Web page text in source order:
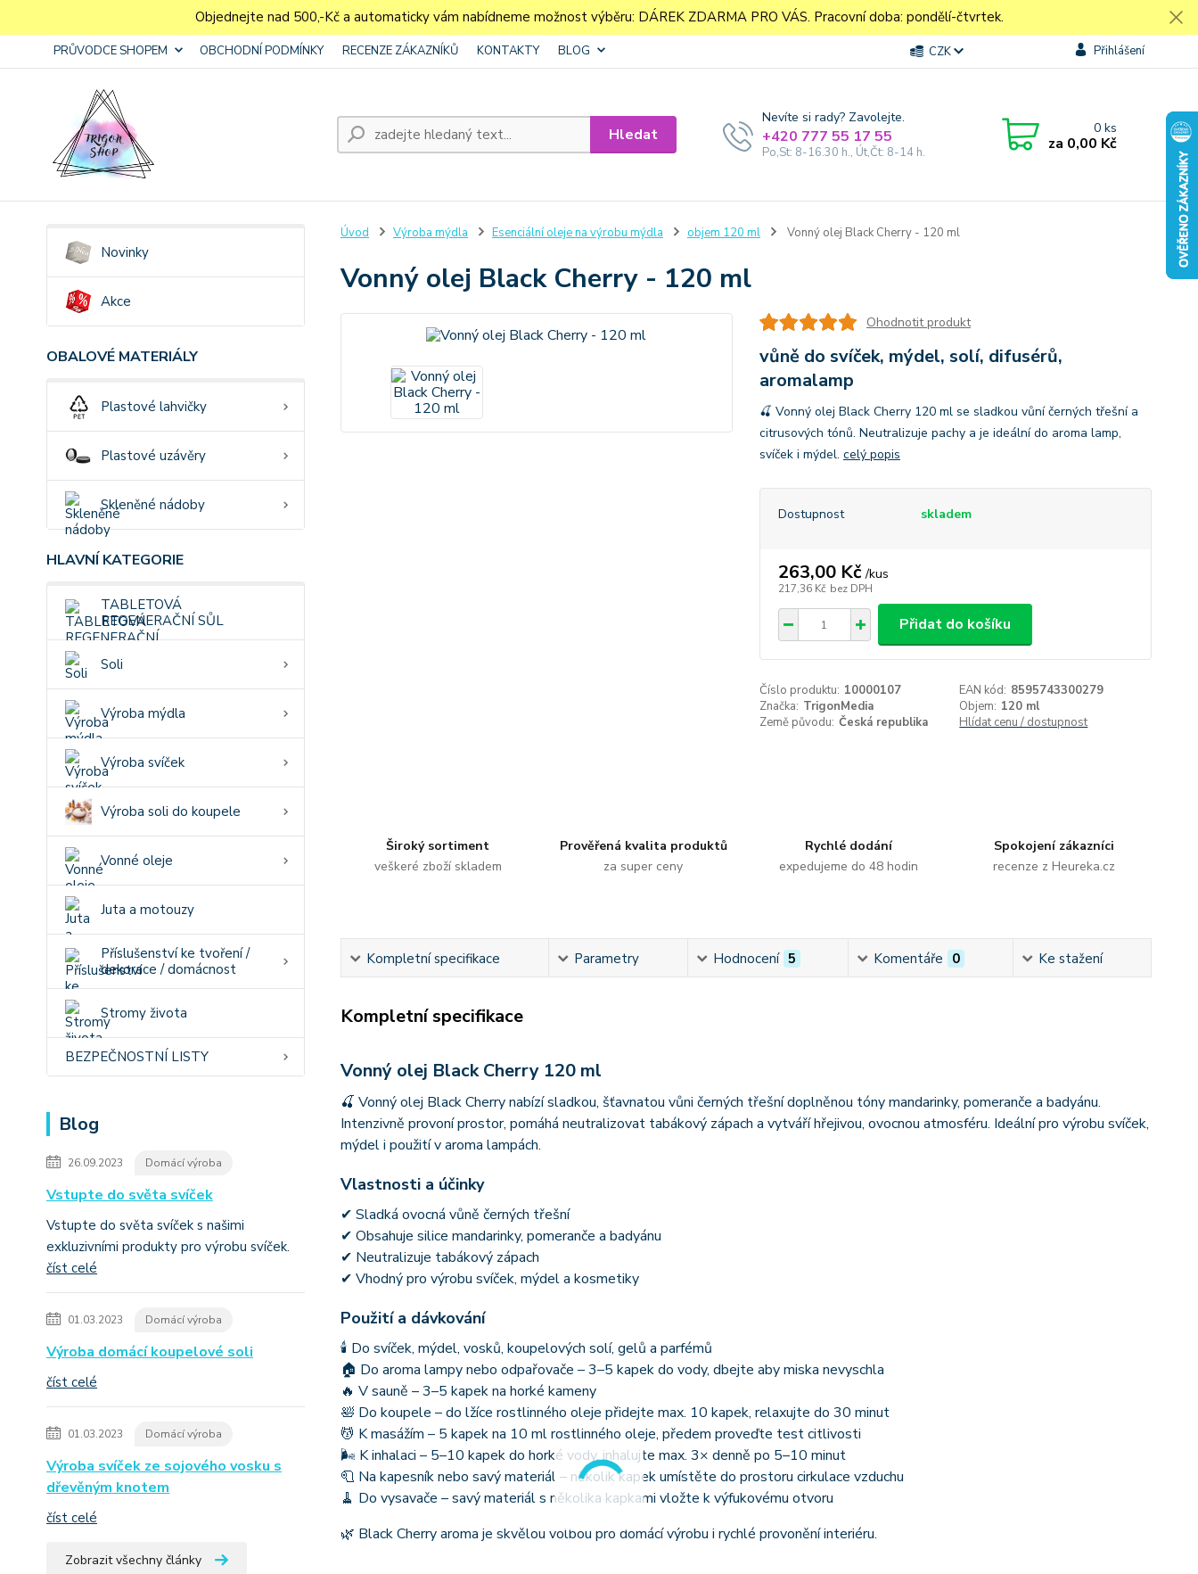
Objednejte nad 500,-Kč a automaticky vám nabídneme možnost výběru: DÁREK ZDARMA PRO VÁS. Pracovní doba: pondělí-čtvrtek.
PRŮVODCE SHOPEM OBCHODNÍ PODMÍNKY RECENZE ZÁKAZNÍKŮ KONTAKTY BLOG CZK Přihlášení
Hledat
Nevíte si rady? Zavolejte.
+420 777 55 17 55
Po,St: 8-16.30 h., Út,Čt: 8-14 h.
0ks
za 0,00 Kč
Novinky
Akce
OBALOVÉ MATERIÁLY
Plastové lahvičky
Plastové uzávěry
Skleněné nádoby
HLAVNÍ KATEGORIE
TABLETOVÁ
REGENERAČNÍ SŮL
Soli
Výroba mýdla
Výroba svíček
Výroba soli do koupele
Vonné oleje
Juta a motouzy
Příslušenství ke tvoření /
dekorace / domácnost
Stromy života
BEZPEČNOSTNÍ LISTY
Blog
26.09.2023 Domácí výroba
Vstupte do světa svíček
Vstupte do světa svíček s našimi
exkluzivními produkty pro výrobu svíček.
číst celé
01.03.2023 Domácí výroba
Výroba domácí koupelové soli
číst celé
01.03.2023 Domácí výroba
Výroba svíček ze sojového vosku s
dřevěným knotem
číst celé
Zobrazit všechny články
Úvod Výroba mýdla Esenciální oleje na výrobu mýdla objem 120 ml Vonný olej Black Cherry - 120 ml
Vonný olej Black Cherry - 120 ml
Ohodnotit produkt
vůně do svíček, mýdel, solí, difusérů,
aromalamp
🍒 Vonný olej Black Cherry 120 ml se sladkou vůní černých třešní a
citrusových tónů. Neutralizuje pachy a je ideální do aroma lamp,
svíček i mýdel. celý popis
Dostupnost skladem
263,00 Kč /kus
217,36 Kč bez DPH
Přidat do košíku
Číslo produktu: 10000107 EAN kód: 8595743300279
Značka: TrigonMedia Objem: 120 ml
Země původu: Česká republika Hlídat cenu / dostupnost
Široký sortiment
veškeré zboží skladem
Prověřená kvalita produktů
za super ceny
Rychlé dodání
expedujeme do 48 hodin
Spokojení zákazníci
recenze z Heureka.cz
Kompletní specifikace Parametry Hodnocení 5 Komentáře 0 Ke stažení
Kompletní specifikace
Vonný olej Black Cherry 120 ml
🍒 Vonný olej Black Cherry nabízí sladkou, šťavnatou vůni černých třešní doplněnou tóny mandarinky, pomeranče a badyánu.
Intenzivně provoní prostor, pomáhá neutralizovat tabákový zápach a vytváří hřejivou, ovocnou atmosféru. Ideální pro výrobu svíček,
mýdel i použití v aroma lampách.
Vlastnosti a účinky
✔ Sladká ovocná vůně černých třešní
✔ Obsahuje silice mandarinky, pomeranče a badyánu
✔ Neutralizuje tabákový zápach
✔ Vhodný pro výrobu svíček, mýdel a kosmetiky
Použití a dávkování
🕯 Do svíček, mýdel, vosků, koupelových solí, gelů a parfémů
🏠 Do aroma lampy nebo odpařovače – 3–5 kapek do vody, dbejte aby miska nevyschla
🔥 V sauně – 3–5 kapek na horké kameny
🛀 Do koupele – do lžíce rostlinného oleje přidejte max. 10 kapek, relaxujte do 30 minut
💆 K masážím – 5 kapek na 10 ml rostlinného oleje, předem proveďte test citlivosti
🌬 K inhalaci – 5–10 kapek do horké vody, inhalujte max. 3× denně po 5–10 minut
🧻 Na kapesník nebo savý materiál – několik kapek umístěte do prostoru cirkulace vzduchu
🧹 Do vysavače – savý materiál s několika kapkami vložte k výfukovému otvoru
🌿 Black Cherry aroma je skvělou volbou pro domácí výrobu i rychlé provonění interiéru.